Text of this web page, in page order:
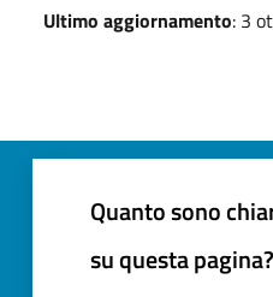
Ultimo aggiornamento: 3
Quanto sono
su questa pagina?